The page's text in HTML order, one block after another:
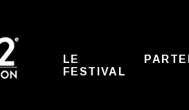
LE
FESTIVAL